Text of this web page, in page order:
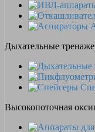
Дыхательные
Высокопоточная